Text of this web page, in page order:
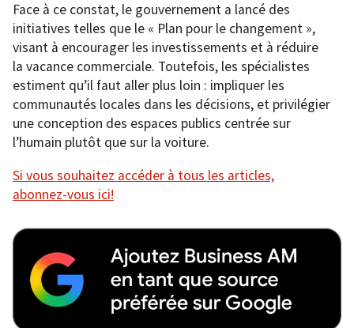
Face à ce constat, le gouvernement a lancé des
initiatives telles que le « Plan pour le changement »,
visant à encourager les investissements et à réduire
la vacance commerciale. Toutefois, les spécialistes
estiment qu’il faut aller plus loin : impliquer les
communautés locales dans les décisions, et privilégier
une conception des espaces publics centrée sur
l’humain plutôt que sur la voiture.
Si vous souhaitez accéder à tous les articles,
abonnez-vous ici!